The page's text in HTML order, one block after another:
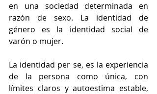
en una sociedad determinada en
razón de sexo. La identidad de
género es la identidad social de
varón o mujer.
La identidad per se, es la experiencia
de la persona como única, con
límites claros y autoestima estable,